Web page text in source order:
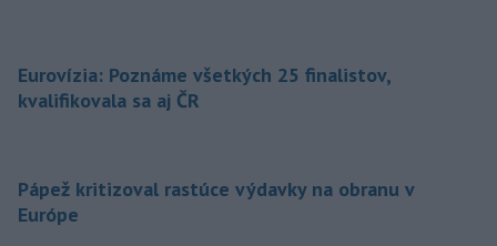
Eurovízia: Poznáme všetkých 25 finalistov,
kvalifikovala sa aj ČR
Pápež kritizoval rastúce výdavky na obranu v
Európe